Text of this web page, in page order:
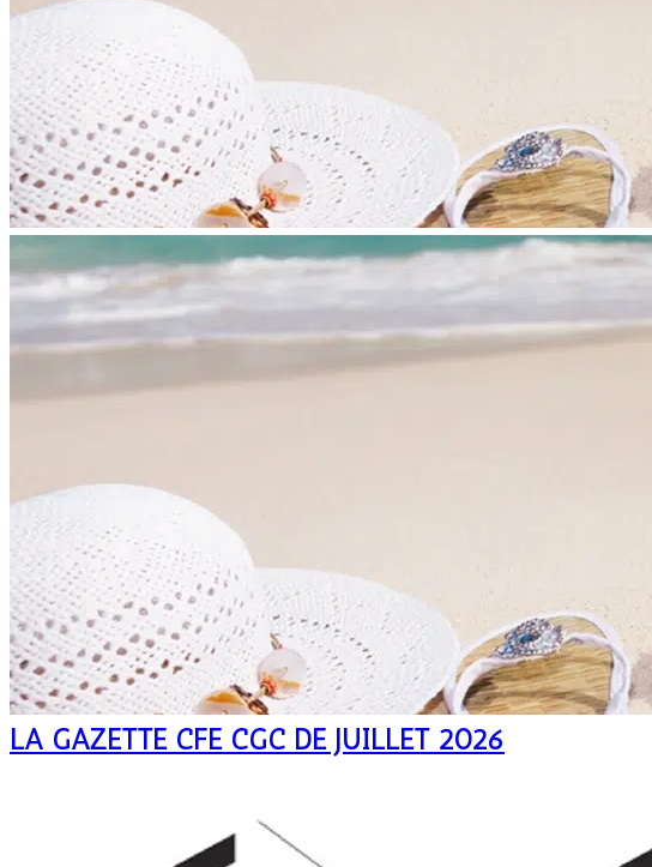
LA GAZETTE CFE CGC DE JUILLET 2026